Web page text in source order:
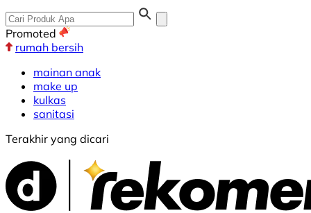
Promoted
rumah bersih
mainan anak
make up
kulkas
sanitasi
Terakhir yang dicari